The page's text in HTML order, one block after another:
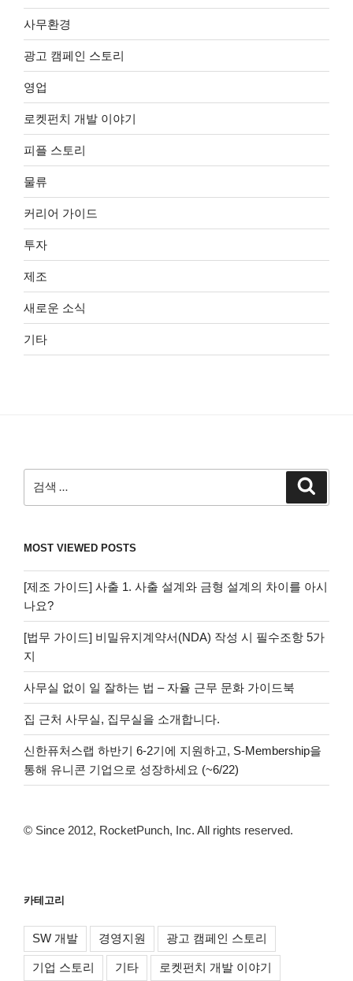
사무환경
광고 캠페인 스토리
영업
로켓펀치 개발 이야기
피플 스토리
물류
커리어 가이드
투자
제조
새로운 소식
기타
색:
MOST VIEWED POSTS
[제조 가이드] 사출 1. 사출 설계와 금형 설계의 차이를 아시
나요?
[법무 가이드] 비밀유지계약서(NDA) 작성 시 필수조항 5가
지
사무실 없이 일 잘하는 법 – 자율 근무 문화 가이드북
집 근처 사무실, 집무실을 소개합니다.
신한퓨처스랩 하반기 6-2기에 지원하고, S-Membership을
통해 유니콘 기업으로 성장하세요 (~6/22)
© Since 2012, RocketPunch, Inc. All rights reserved.
카테고리
SW 개발 경영지원 광고 캠페인 스토리
기업 스토리 기타 로켓펀치 개발 이야기